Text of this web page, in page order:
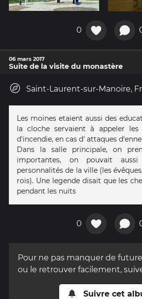
0
06 mars 2017
Suite de la visite du monastère
Saint-Laurent-sur-Manoire,
Les moines etaient aussi des
la cloche servaient à appeler
d'incendie, en cas d' attaques
Dans la salle principale, on
importantes, on pouvait
personnalités de la ville (les
rois). Une legende disait que les
pendant les nuits
0
Pour ne pas manquer de
ou le retrouver facilement,
Suivre cet